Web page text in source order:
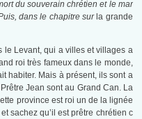
du souverain chrétien et le mar
dans le chapitre sur la grande
le Levant, qui a villes et villages a
roi très fameux dans le monde,
habiter. Mais à présent, ils sont a
Jean sont au Grand Can. La
province est roi un de la lignée
sachez qu’il est prêtre chrétien c